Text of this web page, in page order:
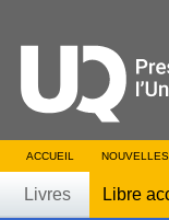
ACCUEIL NOUVELLES
Livres Libre